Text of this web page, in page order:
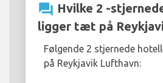
question_answer Hvilke 2 -
ligger tæt på
Følgende 2 stjernede
på Reykjavik Lufthavn: